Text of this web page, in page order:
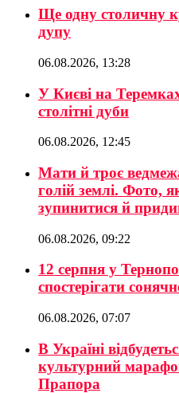
Ще одну столичну
дупу
06.08.2026, 13:28
У Києві на
столітні дуби
06.08.2026, 12:45
Мати й троє
голій землі. Фото,
зупинитися й
06.08.2026, 09:22
12 серпня у
спостерігати
06.08.2026, 07:07
В Україні
культурний
Прапора